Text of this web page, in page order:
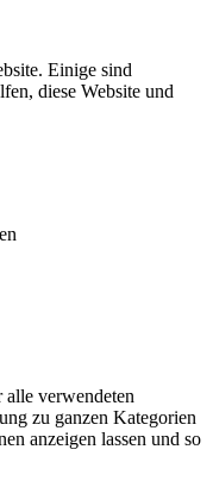
Einige sind
diese Website und
verwendeten
zu ganzen Kategorien
anzeigen lassen und so